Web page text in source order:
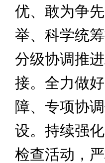
优、敢为争
举、科学统
分级协调推
接。全力做
障、专项协
设。持续强
检查活动，